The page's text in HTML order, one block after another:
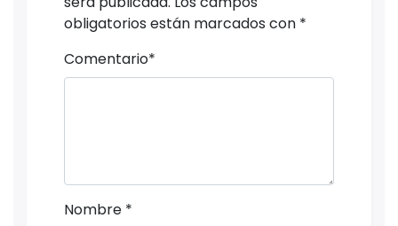
obligatorios están marcados con *
Comentario*
Nombre *